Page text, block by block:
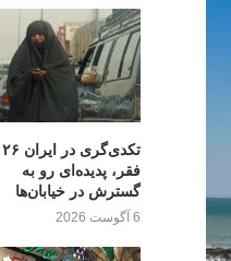
فقر، پدیده‌ای رو به
گسترش در خیابان‌ها
6 آگوست 2026